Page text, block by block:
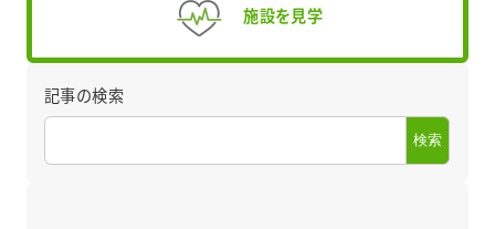
施設を見学
記事の検索
検索